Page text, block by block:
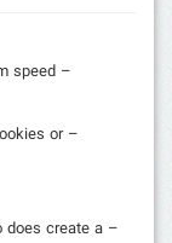
– cleans up your system and increases the system speed
or
does create a